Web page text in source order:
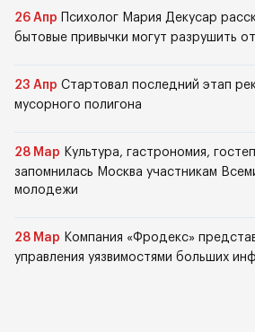
26 Апр
Психолог Мария Декусар
бытовые привычки могут разрушить
23 Апр Стартовал последний этап
мусорного полигона
28 Мар Культура, гастрономия,
запомнилась Москва участникам
молодежи
28 Мар Компания «Фродекс»
управления уязвимостями больших